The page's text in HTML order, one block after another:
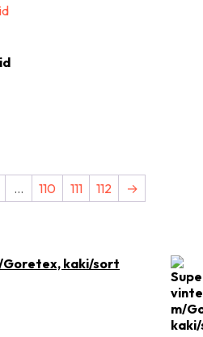
… 110 111 112 →
kaki/sort